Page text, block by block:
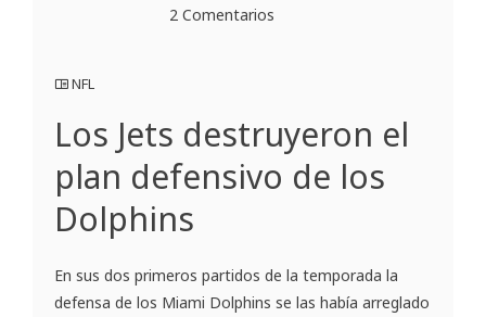
2 Comentarios
NFL
Los Jets destruyeron el
plan defensivo de los
Dolphins
En sus dos primeros partidos de la temporada la
defensa de los Miami Dolphins se las había arreglado